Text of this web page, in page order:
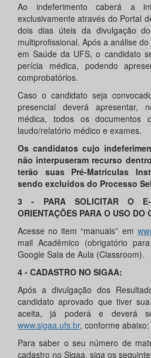
Ao indeferimento caberá a
exclusivamente através do Portal
dois dias úteis da divulgação
multiprofissional. Após a análise
em Saúde da UFS, o candidato
perícia médica, podendo
comprobatórios.
Caso o candidato seja
presencial deverá apresentar,
médica, todos os documentos
laudo/relatório médico e exames.
Os candidatos cujo
não interpuseram recurso
terão suas Pré-Matrículas
sendo excluídos do Processo
3 - PARA SOLICITAR O E-
ORIENTAÇÕES PARA O USO DO
Acesse no item “manuais” em
mail Acadêmico (obrigatório
Google Sala de Aula (Classroom).
4 - CADASTRO NO SIGAA:
Após a divulgação dos
candidato aprovado que tiver
aceita, já poderá e deverá
www.sigaa.ufs.br, conforme abaixo:
Para saber o seu número de
cadastro no Sigaa, siga os